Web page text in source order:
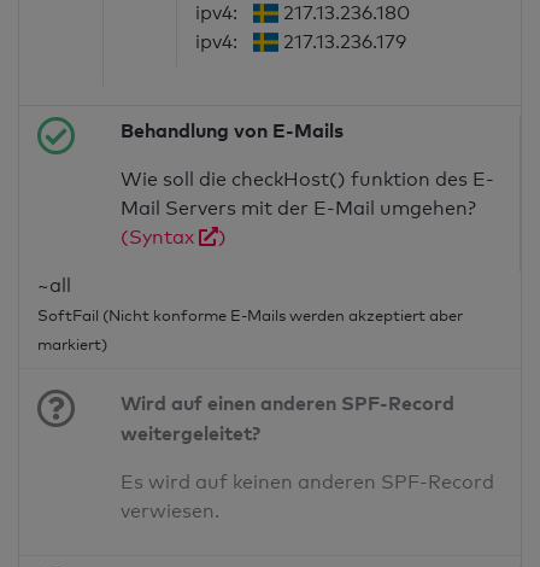
ipv4:
217.13.236.180
ipv4:
217.13.236.179
Behandlung von E-Mails
Wie soll die checkHost() funktion des E-
Mail Servers mit der E-Mail umgehen?
(Syntax
)
~all
SoftFail (Nicht konforme E-Mails werden akzeptiert aber
markiert)
Wird auf einen anderen SPF-Record
weitergeleitet?
Es wird auf keinen anderen SPF-Record
verwiesen.